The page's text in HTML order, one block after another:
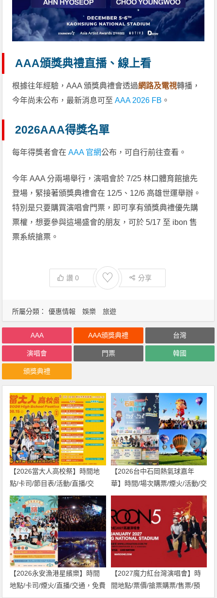
AAA頒獎典禮直播、線上看
根據往年經驗，AAA 頒獎典禮會透過網路及電視轉播，
今年尚未公布，最新消息可至AAA 2026 FB 。
2026AAA得獎名單
每年得獎者會在AAA 官網公布，可自行前往查看。
今年 AAA 分兩場舉行，演唱會於 7/25 林口體育館搶先
登場，緊接著頒獎典禮會在 12/5、12/6 高雄世運舉辦。
特別是只要購買演唱會門票，即可享有頒獎典禮優先購
票權，想要參與這場盛會的朋友，可於 5/17 至 ibon 售
票系統搶票。
讚0 ♡ 分享
所屬分類： 優惠情報 娛樂 旅遊
AAA AAA頒獎典禮 台灣
演唱會 門票 韓國
頒獎典禮
【2026當大人高校祭】時間地
點/卡司/節目表/活動/直播/交
通，免費入場！
【2026台中石岡熱氣球嘉年
華】時間/場次購票/煙火/活動/交
通，土牛運動公園登場！
【2026永安漁港星繽樂】時間
地點/卡司/煙火/直播/交通，免費
【2027魔力紅台灣演唱會】時
間地點/票價/搶票購票/售票/預